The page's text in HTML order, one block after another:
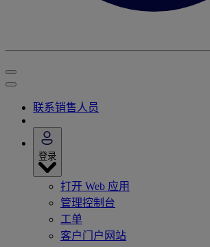
联系销售人员
登录
打开 Web 应用
管理控制台
工单
客户门户网站